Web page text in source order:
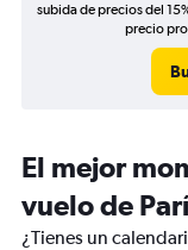
subida de precios del
precio
El mejor
vuelo de
¿Tienes un